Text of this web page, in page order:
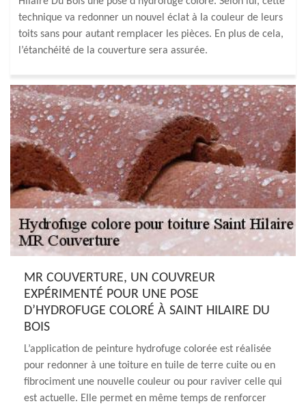
technique va redonner un nouvel éclat à la couleur de leurs
toits sans pour autant remplacer les pièces. En plus de cela,
l’étanchéité de la couverture sera assurée.
MR COUVERTURE, UN COUVREUR
EXPÉRIMENTÉ POUR UNE POSE
D’HYDROFUGE COLORÉ À SAINT HILAIRE DU
BOIS
L’application de peinture hydrofuge colorée est réalisée
pour redonner à une toiture en tuile de terre cuite ou en
fibrociment une nouvelle couleur ou pour raviver celle qui
est actuelle. Elle permet en même temps de renforcer